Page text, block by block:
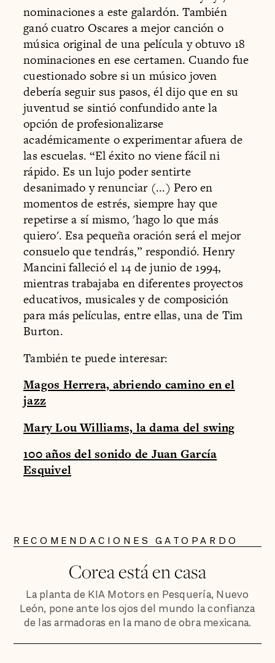
nominaciones a este galardón. También
ganó cuatro Oscares a mejor canción o
música original de una película y obtuvo 18
nominaciones en ese certamen. Cuando fue
cuestionado sobre si un músico joven
debería seguir sus pasos, él dijo que en su
juventud se sintió confundido ante la
opción de profesionalizarse
académicamente o experimentar afuera de
las escuelas. “El éxito no viene fácil ni
rápido. Es un lujo poder sentirte
desanimado y renunciar (...) Pero en
momentos de estrés, siempre hay que
repetirse a sí mismo, 'hago lo que más
quiero'. Esa pequeña oración será el mejor
consuelo que tendrás,” respondió. Henry
Mancini falleció el 14 de junio de 1994,
mientras trabajaba en diferentes proyectos
educativos, musicales y de composición
para más películas, entre ellas, una de Tim
Burton.
También te puede interesar:
Magos Herrera, abriendo camino en el
jazz
Mary Lou Williams, la dama del swing
100 años del sonido de Juan García
Esquivel
RECOMENDACIONES GATOPARDO
Corea está en casa
La planta de KIA Motors en Pesquería, Nuevo
León, pone ante los ojos del mundo la confianza
de las armadoras en la mano de obra mexicana.